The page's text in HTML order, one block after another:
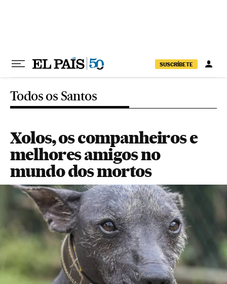
SUSCRÍBETE
Todos os Santos
Xolos, os companheiros e
melhores amigos no
mundo dos mortos